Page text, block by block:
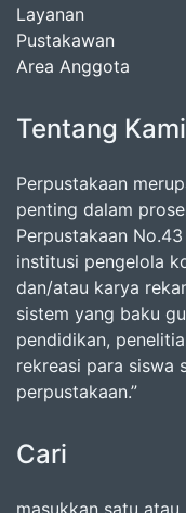
Layanan
Pustakawan
Area Anggota
Tentang Kami
Perpustakaan
penting dalam
Perpustakaan
institusi pengelola
dan/atau karya
sistem yang baku
pendidikan,
rekreasi para siswa
perpustakaan.”
Cari
masukkan satu